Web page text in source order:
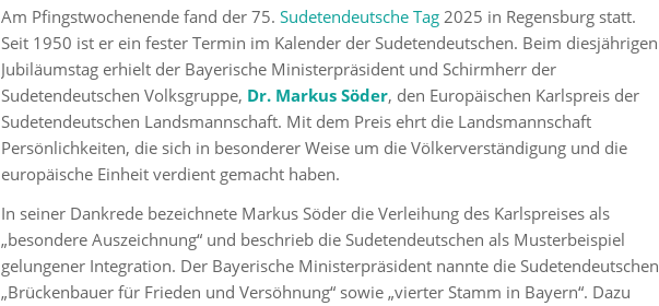
Am Pfingstwochenende fand der 75. Sudetendeutsche Tag 2025 in Regensburg statt.
Seit 1950 ist er ein fester Termin im Kalender der Sudetendeutschen. Beim diesjährigen
Jubiläumstag erhielt der Bayerische Ministerpräsident und Schirmherr der
Sudetendeutschen Volksgruppe, Dr. Markus Söder, den Europäischen Karlspreis der
Sudetendeutschen Landsmannschaft. Mit dem Preis ehrt die Landsmannschaft
Persönlichkeiten, die sich in besonderer Weise um die Völkerverständigung und die
europäische Einheit verdient gemacht haben.
In seiner Dankrede bezeichnete Markus Söder die Verleihung des Karlspreises als
„besondere Auszeichnung“ und beschrieb die Sudetendeutschen als Musterbeispiel
gelungener Integration. Der Bayerische Ministerpräsident nannte die Sudetendeutschen
„Brückenbauer für Frieden und Versöhnung“ sowie „vierter Stamm in Bayern“. Dazu